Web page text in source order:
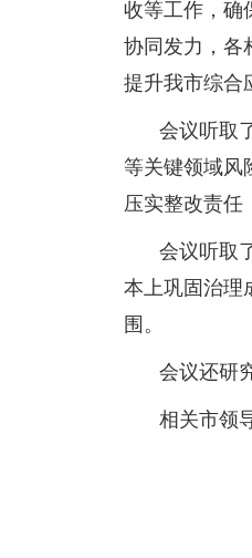
收等工作，确
协同发力，各
提升我市综合
会议听取
等关键领域风
压实整改责任
会议听取
本上巩固治理
围。
会议还研
相关市领